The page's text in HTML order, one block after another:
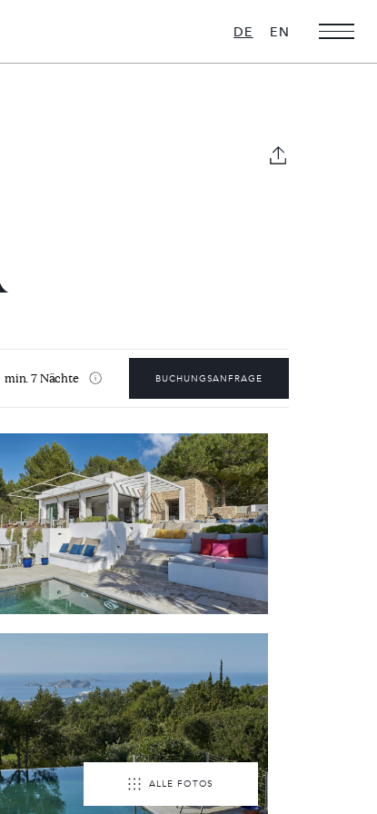
DE EN
min. 7 Nächte BUCHUNGSANFRAGE
ALLE FOTOS